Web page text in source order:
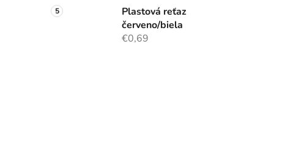
Plastová reťaz
červeno/biela
€0,69